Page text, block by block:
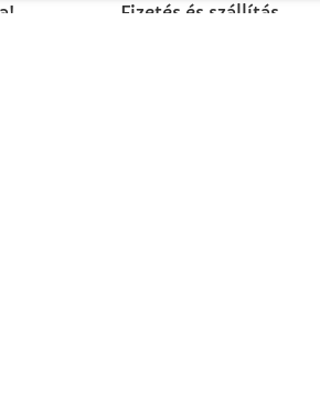
Fizetés és szállítás